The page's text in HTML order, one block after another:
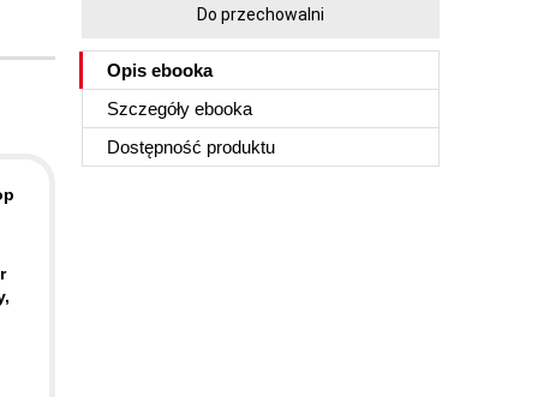
Do przechowalni
Opis ebooka
Szczegóły ebooka
Dostępność produktu